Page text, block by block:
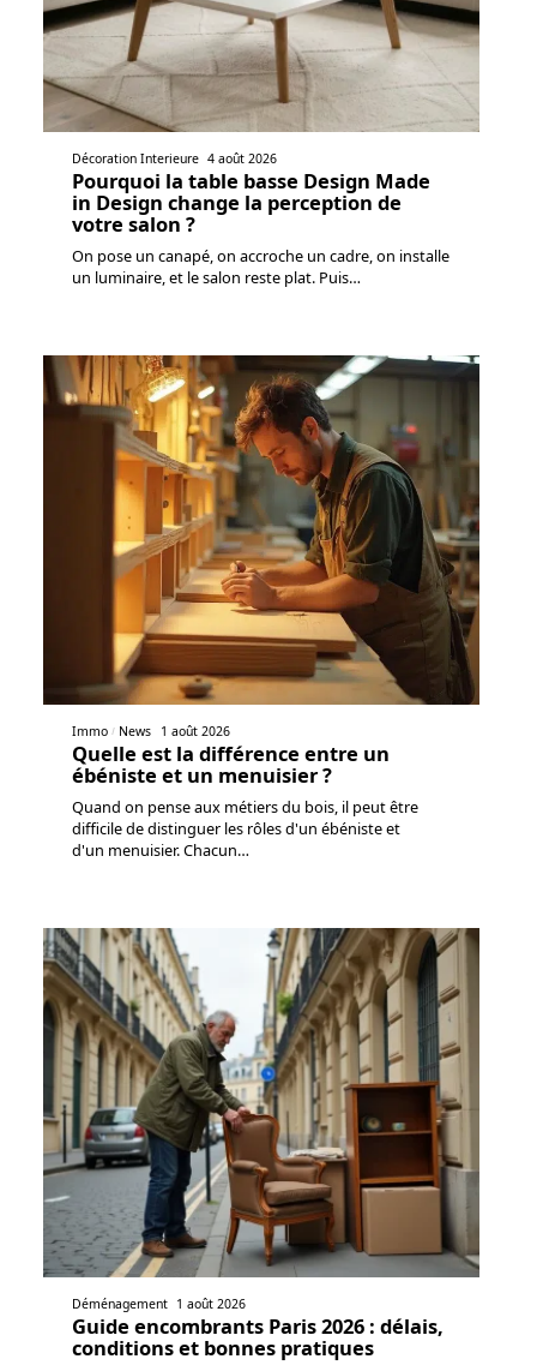
Décoration Interieure 4 août 2026
Pourquoi la table basse Design Made
in Design change la perception de
votre salon ?
On pose un canapé, on accroche un cadre, on installe
un luminaire, et le salon reste plat. Puis…
Immo News 1 août 2026
Quelle est la différence entre un
ébéniste et un menuisier ?
Quand on pense aux métiers du bois, il peut être
difficile de distinguer les rôles d'un ébéniste et
d'un menuisier. Chacun…
Déménagement 1 août 2026
Guide encombrants Paris 2026 : délais,
conditions et bonnes pratiques